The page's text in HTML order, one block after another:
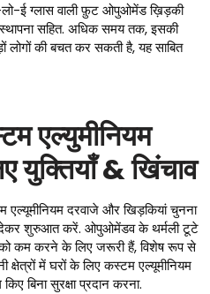
ई ग्लास वाली फ़ुट ओपुओमेंड ख़िड़की
सहित. अधिक समय तक, इसकी
लोगों की बचत कर सकती है, यह साबित
एल्युमीनियम
युक्तियाँ & खिंचाव
एल्यूमीनियम दरवाजे और खिड़कियां चुनना
देकर शुरुआत करें. ओपुओमेंडव के थर्मली टूटे
कम करने के लिए जरूरी हैं, विशेष रूप से
में घरों के लिए कस्टम एल्यूमीनियम
बिना सुरक्षा प्रदान करना.